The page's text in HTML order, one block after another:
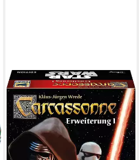
HANS IM GLÜCK
Spiel Carcassonne,
Kartenspiel, Star Wars Edition
Erweiterung 1, Familienspiel
7,99 €
lieferbar - in 2-3 Werktagen bei dir